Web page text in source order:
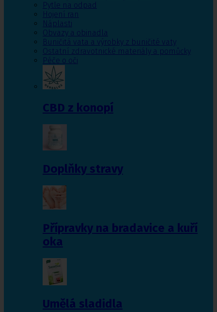
Pytle na odpad
Hojení ran
Náplasti
Obvazy a obinadla
Buničitá vata a výrobky z buničité vaty
Ostatní zdravotnické materiály a pomůcky
Péče o oči
CBD z konopí
Doplňky stravy
Přípravky na bradavice a kuří
oka
Umělá sladidla